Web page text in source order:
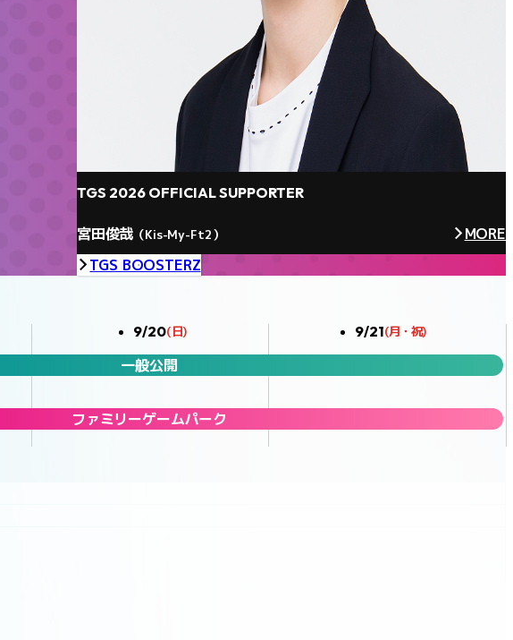
TGS 2026 OFFICIAL SUPPORTER
宮田俊哉 （Kis-My-Ft2）
MORE
TGS BOOSTERZ
9/20(日) 9/21(月・祝)
一般公開
ファミリーゲームパーク